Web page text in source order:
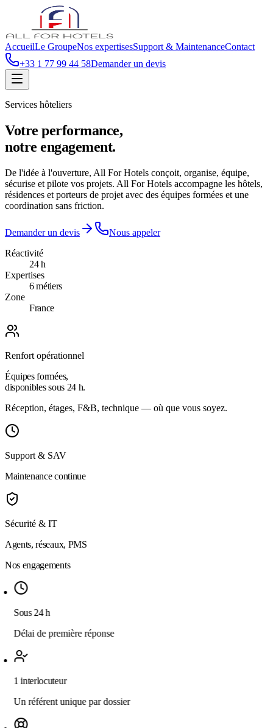
AccueilLe GroupeNos expertisesSupport & MaintenanceContact
+33 1 77 99 44 58Demander un devis
Services hôteliers
Votre performance,
notre engagement.
De l'idée à l'ouverture, All For Hotels conçoit, organise, équipe,
sécurise et pilote vos projets. All For Hotels accompagne les hôtels,
résidences et porteurs de projet avec des équipes formées et une
coordination sans friction.
Demander un devis
Nous appeler
Réactivité
24 h
Expertises
6 métiers
Zone
France
Renfort opérationnel
Équipes formées,
disponibles sous 24 h.
Réception, étages, F&B, technique — où que vous soyez.
Support & SAV
Maintenance continue
Sécurité & IT
Agents, réseaux, PMS
Nos engagements
Sous 24 h
Délai de première réponse
1 interlocuteur
Un référent unique par dossier